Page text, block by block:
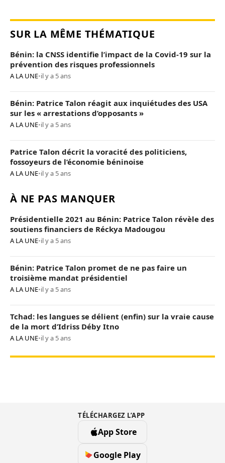
SUR LA MÊME THÉMATIQUE
Bénin: la CNSS identifie l’impact de la Covid-19 sur la
prévention des risques professionnels
A LA UNE•il y a 5 ans
Bénin: Patrice Talon réagit aux inquiétudes des USA
sur les « arrestations d’opposants »
A LA UNE•il y a 5 ans
Patrice Talon décrit la voracité des politiciens,
fossoyeurs de l’économie béninoise
A LA UNE•il y a 5 ans
À NE PAS MANQUER
Présidentielle 2021 au Bénin: Patrice Talon révèle des
soutiens financiers de Réckya Madougou
A LA UNE•il y a 5 ans
Bénin: Patrice Talon promet de ne pas faire un
troisième mandat présidentiel
A LA UNE•il y a 5 ans
Tchad: les langues se délient (enfin) sur la vraie cause
de la mort d’Idriss Déby Itno
A LA UNE•il y a 5 ans
TÉLÉCHARGEZ L’APP
App Store
Google Play